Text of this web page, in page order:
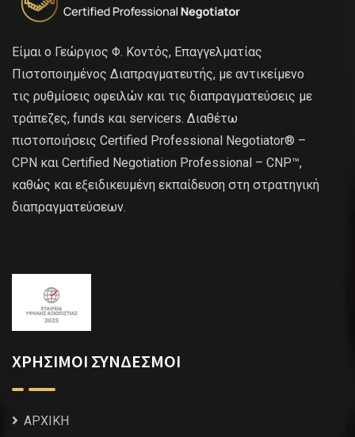
Είμαι ο Γεώργιος Φ. Κοντός, Επαγγελματίας
Πιστοποιημένος Διαπραγματευτής, με αντικείμενο
τις ρυθμίσεις οφειλών και τις διαπραγματεύσεις με
τράπεζες, funds και servicers. Διαθέτω
πιστοποιήσεις Certified Professional Negotiator® –
CPN και Certified Negotiation Professional – CNP™,
καθώς και εξειδικευμένη εκπαίδευση στη στρατηγική
διαπραγματεύσεων.
ΧΡΗΣΙΜΟΙ ΣΥΝΔΕΣΜΟΙ
ΑΡΧΙΚΗ